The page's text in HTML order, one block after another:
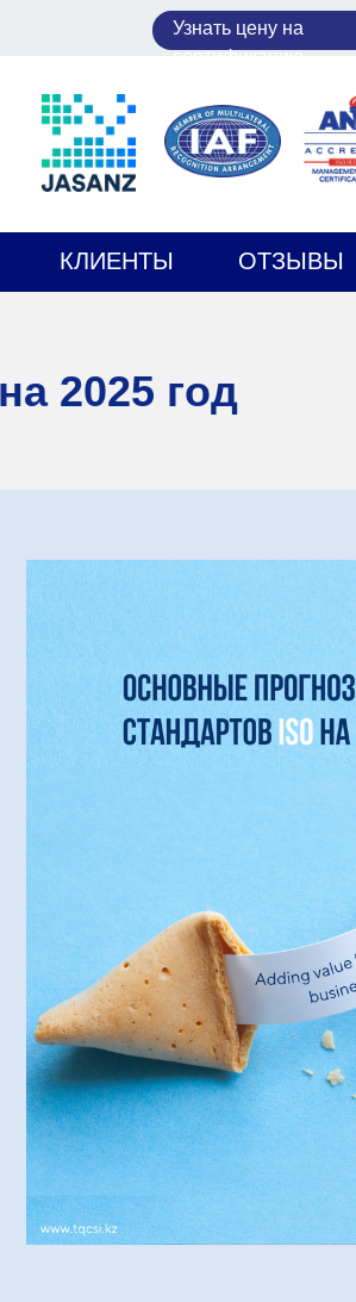
Узнать цену на
сертификацию
КЛИЕНТЫ ОТЗЫВЫ
2025 год